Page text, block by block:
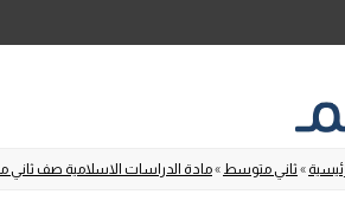
» ثاني متوسط »مادة الدراسات الاسلامية صف ثاني